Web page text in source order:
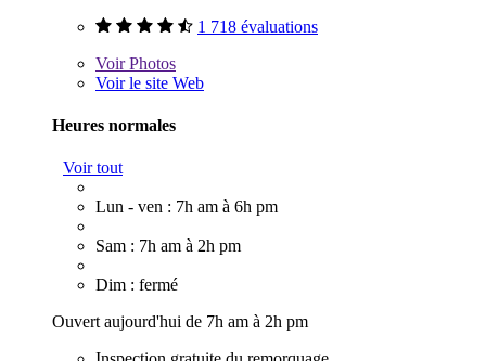
1 718 évaluations
VoirPhotos
Voir le site Web
Heures normales
Voir tout
Lun - ven : 7h am à 6h pm
Sam : 7h am à 2h pm
Dim : fermé
Ouvert aujourd'hui de 7h am à 2h pm